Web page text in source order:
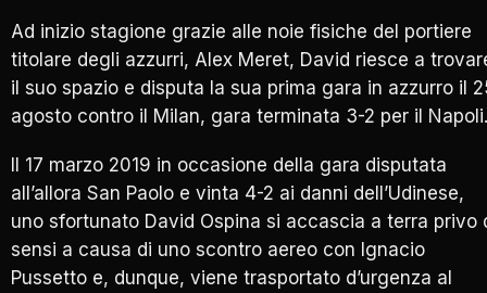
Ad inizio stagione grazie alle noie fisiche del portiere
titolare degli azzurri, Alex Meret, David riesce a
il suo spazio e disputa la sua prima gara in azzurro il
agosto contro il Milan, gara terminata 3-2 per il Napoli.
Il 17 marzo 2019 in occasione della gara disputata
all’allora San Paolo e vinta 4-2 ai danni dell’Udinese,
uno sfortunato David Ospina si accascia a terra privo
sensi a causa di uno scontro aereo con Ignacio
Pussetto e, dunque, viene trasportato d’urgenza al